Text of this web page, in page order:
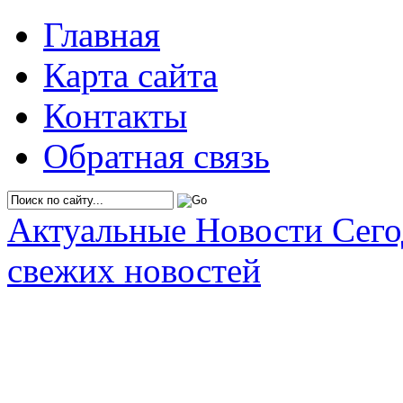
Главная
Карта сайта
Контакты
Обратная связь
Актуальные Новости
свежих новостей